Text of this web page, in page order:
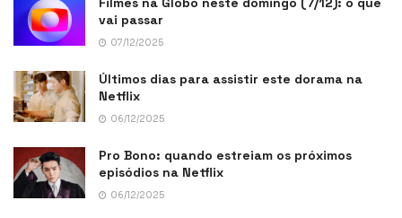
vai passar
07/12/2025
Últimos dias para assistir este dorama na
Netflix
06/12/2025
Pro Bono: quando estreiam os próximos
episódios na Netflix
06/12/2025